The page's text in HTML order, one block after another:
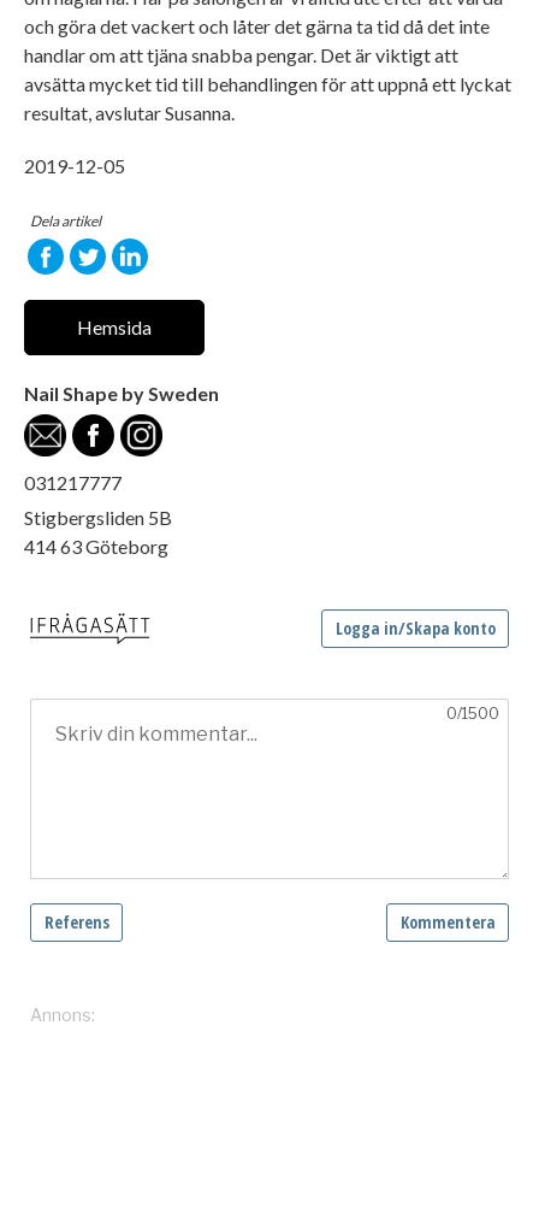
och göra det vackert och låter det gärna ta tid då det inte
handlar om att tjäna snabba pengar. Det är viktigt att
avsätta mycket tid till behandlingen för att uppnå ett lyckat
resultat, avslutar Susanna.
2019-12-05
Dela artikel
Hemsida
Nail Shape by Sweden
031217777
Stigbergsliden 5B
414 63 Göteborg